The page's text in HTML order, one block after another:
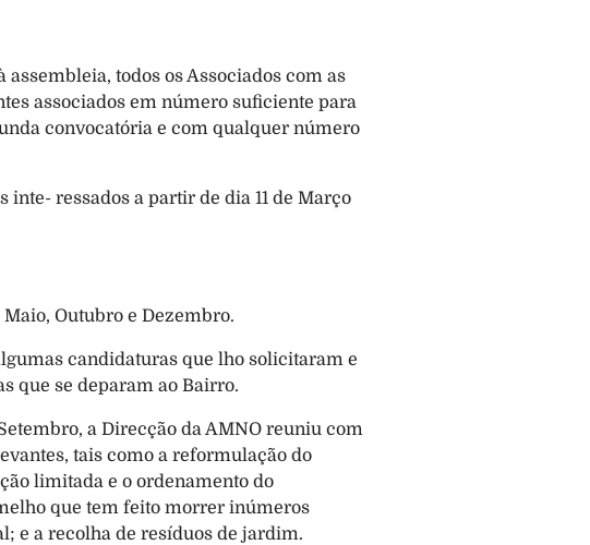
todos os Associados com as
associados em número suficiente para
convocatória e com qualquer número
ressados a partir de dia 11 de Março
Outubro e Dezembro.
candidaturas que lho solicitaram e
que se deparam ao Bairro.
a Direcção da AMNO reuniu com
tais como a reformulação do
limitada e o ordenamento do
que tem feito morrer inúmeros
e a recolha de resíduos de jardim.